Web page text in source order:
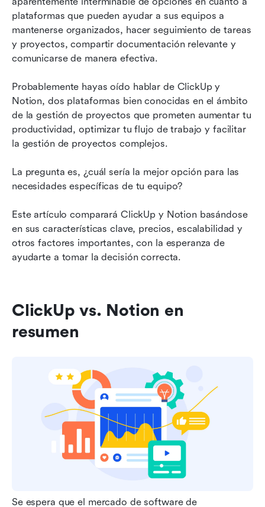
plataformas que pueden ayudar a sus equipos a
mantenerse organizados, hacer seguimiento de tareas
y proyectos, compartir documentación relevante y
comunicarse de manera efectiva.
Probablemente hayas oído hablar de ClickUp y
Notion, dos plataformas bien conocidas en el ámbito
de la gestión de proyectos que prometen aumentar tu
productividad, optimizar tu flujo de trabajo y facilitar
la gestión de proyectos complejos.
La pregunta es, ¿cuál sería la mejor opción para las
necesidades específicas de tu equipo?
Este artículo comparará ClickUp y Notion basándose
en sus características clave, precios, escalabilidad y
otros factores importantes, con la esperanza de
ayudarte a tomar la decisión correcta.
ClickUp vs. Notion en
resumen
Se espera que el mercado de software de
¿Cuál es más fácil de usar para sus empleados?
¿Cuál mantendrá su negocio más seguro y en
cumplimiento?
y Notion?
ClickUp vs. Notion: ¿Qué herramienta permitirá
que tu equipo haga más?
Conclusión